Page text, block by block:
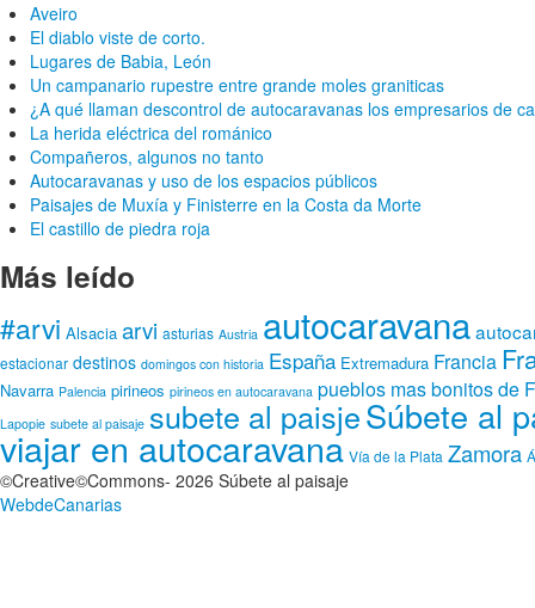
Aveiro
El diablo viste de corto.
Lugares de Babia, León
Un campanario rupestre entre grande moles graniticas
¿A qué llaman descontrol de autocaravanas los empresarios de
La herida eléctrica del románico
Compañeros, algunos no tanto
Autocaravanas y uso de los espacios públicos
Paisajes de Muxía y Finisterre en la Costa da Morte
El castillo de piedra roja
Más leído
#arvi Alsacia arvi asturias Austria autocaravana
estacionar destinos domingos con historia España Extremadura Francia
Navarra Palencia pirineos pirineos en autocaravana pueblos mas bonitos de
Lapopie subete al paisaje subete al paisjeSúbete al
viajar en autocaravana Vía de la Plata Zamora
©Creative©Commons- 2026 Súbete al paisaje
WebdeCanarias